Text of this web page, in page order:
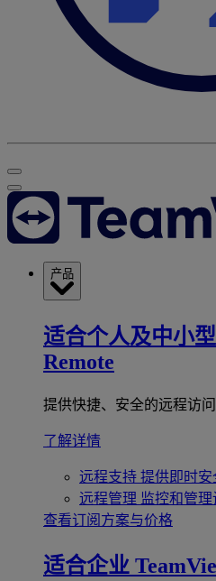
产品
适合个人及中小
Remote
提供快捷、安全的远程访问
了解详情
远程支持 提供即时安
远程管理 监控和管理
查看订阅方案与价格
适合企业